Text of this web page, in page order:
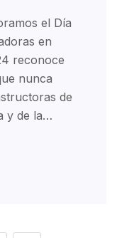
el Día
en
reconoce
nunca
de
y de la…